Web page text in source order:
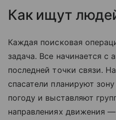
Как ищут
Каждая поисковая
задача. Все начинается с
последней точки связи.
спасатели планируют
погоду и выставляют
направлениях движения